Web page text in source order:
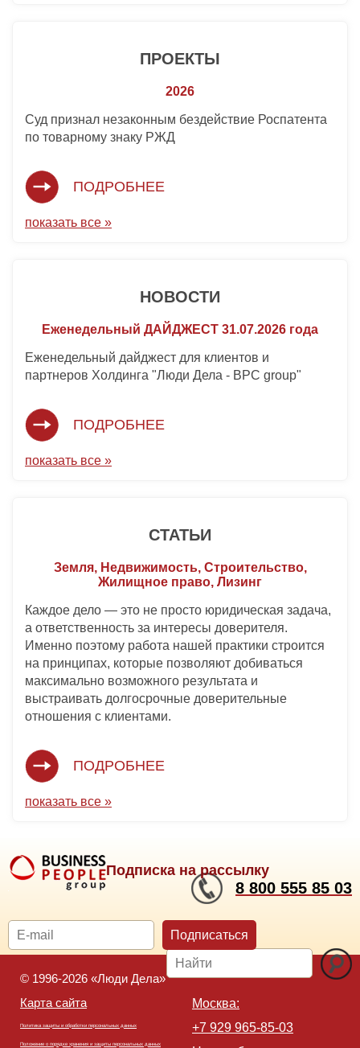
ПРОЕКТЫ
2026
Суд признал незаконным бездействие Роспатента
по товарному знаку РЖД
ПОДРОБНЕЕ
показать все »
НОВОСТИ
Еженедельный ДАЙДЖЕСТ 31.07.2026 года
Еженедельный дайджест для клиентов и
партнеров Холдинга "Люди Дела - BPC group"
ПОДРОБНЕЕ
показать все »
СТАТЬИ
Земля, Недвижимость, Строительство,
Жилищное право, Лизинг
Каждое дело — это не просто юридическая задача,
а ответственность за интересы доверителя.
Именно поэтому работа нашей практики строится
на принципах, которые позволяют добиваться
максимально возможного результата и
выстраивать долгосрочные доверительные
отношения с клиентами.
ПОДРОБНЕЕ
показать все »
Подписка на рассылку
8 800 555 85 03
Подписаться
© 1996-2026 «Люди Дела»
Карта сайта
Политика защиты и обработки персональных данных
Положение о порядке хранения и защиты персональных данных
Москва:
+7 929 965-85-03